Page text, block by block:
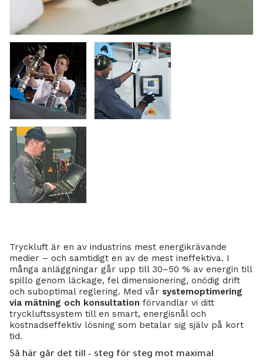
Tryckluft är en av industrins mest energikrävande
medier – och samtidigt en av de mest ineffektiva. I
många anläggningar går upp till 30–50 % av energin till
spillo genom läckage, fel dimensionering, onödig drift
och suboptimal reglering. Med vår systemoptimering
via mätning och konsultation förvandlar vi ditt
tryckluftssystem till en smart, energisnål och
kostnadseffektiv lösning som betalar sig själv på kort
tid.
Så här går det till – steg för steg mot maximal